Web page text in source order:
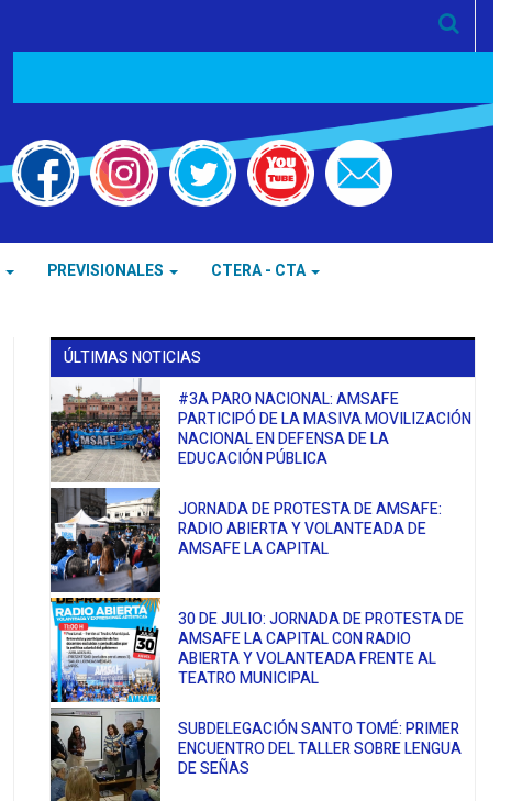
PREVISIONALES CTERA - CTA
ÚLTIMAS NOTICIAS
#3A PARO NACIONAL: AMSAFE
PARTICIPÓ DE LA MASIVA MOVILIZACIÓN
NACIONAL EN DEFENSA DE LA
EDUCACIÓN PÚBLICA
JORNADA DE PROTESTA DE AMSAFE:
RADIO ABIERTA Y VOLANTEADA DE
AMSAFE LA CAPITAL
30 DE JULIO: JORNADA DE PROTESTA DE
AMSAFE LA CAPITAL CON RADIO
ABIERTA Y VOLANTEADA FRENTE AL
TEATRO MUNICIPAL
SUBDELEGACIÓN SANTO TOMÉ: PRIMER
ENCUENTRO DEL TALLER SOBRE LENGUA
DE SEÑAS